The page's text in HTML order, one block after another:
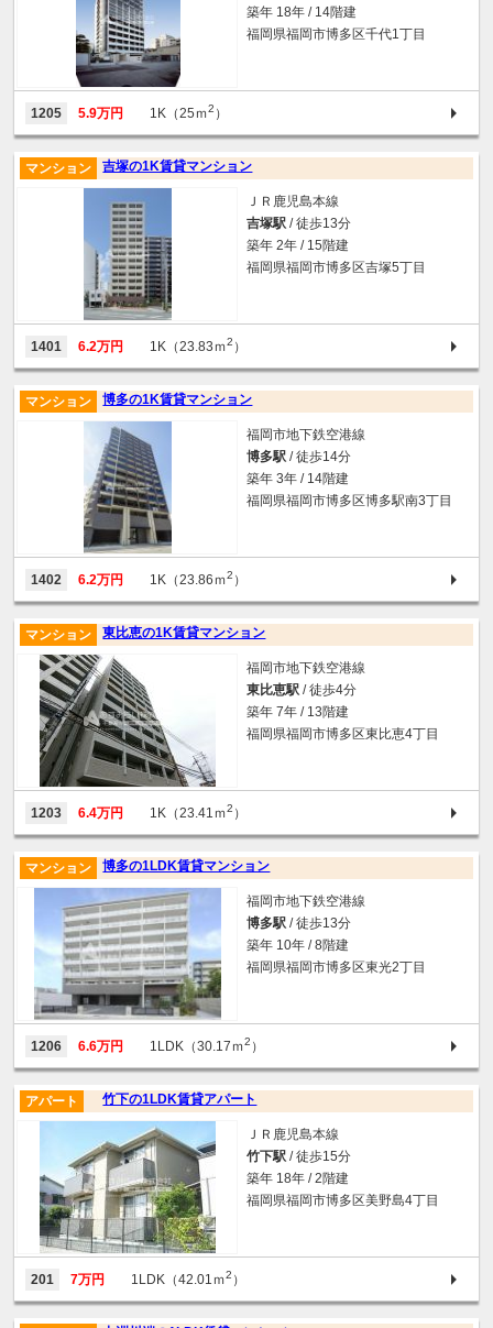
築年 18年 / 14階建
福岡県福岡市博多区千代1丁目
1205 5.9万円 1K（25ｍ2 ）
吉塚の1K賃貸マンション
マンション
ＪＲ鹿児島本線
吉塚駅 / 徒歩13分
築年 2年 / 15階建
福岡県福岡市博多区吉塚5丁目
1401 6.2万円 1K（23.83ｍ2 ）
博多の1K賃貸マンション
マンション
福岡市地下鉄空港線
博多駅 / 徒歩14分
築年 3年 / 14階建
福岡県福岡市博多区博多駅南3丁目
1402 6.2万円 1K（23.86ｍ2 ）
東比恵の1K賃貸マンション
マンション
福岡市地下鉄空港線
東比恵駅 / 徒歩4分
築年 7年 / 13階建
福岡県福岡市博多区東比恵4丁目
1203 6.4万円 1K（23.41ｍ2 ）
博多の1LDK賃貸マンション
マンション
福岡市地下鉄空港線
博多駅 / 徒歩13分
築年 10年 / 8階建
福岡県福岡市博多区東光2丁目
1206 6.6万円 1LDK（30.17ｍ2 ）
竹下の1LDK賃貸アパート
アパート
ＪＲ鹿児島本線
竹下駅 / 徒歩15分
築年 18年 / 2階建
福岡県福岡市博多区美野島4丁目
201 7万円 1LDK（42.01ｍ2 ）